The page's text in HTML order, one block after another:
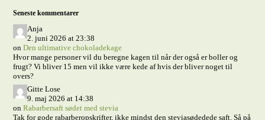
Seneste kommentarer
Anja
2. juni 2026 at 23:38
onDen ultimative chokoladekage
Hvor mange personer vil du beregne kagen til når der også er boller og
frugt? Vi bliver 15 men vil ikke være kede af hvis der bliver noget til
overs?
Gitte Lose
9. maj 2026 at 14:38
onRabarbersaft sødet med stevia
Tak for gode rabarberopskrifter, ikke mindst den steviasødedede saft. Så på